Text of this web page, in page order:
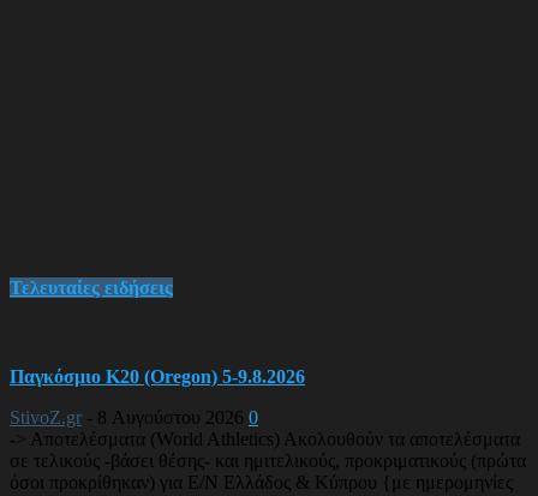
Τελευταίες ειδήσεις
Παγκόσμιο Κ20 (Oregon) 5-9.8.2026
StivoZ.gr - 8 Αυγούστου 2026 0
-> Αποτελέσματα (World Athletics) Ακολουθούν τα αποτελέσματα
σε τελικούς -βάσει θέσης- και ημιτελικούς, προκριματικούς (πρώτα
όσοι προκρίθηκαν) για Ε/Ν Ελλάδος & Κύπρου {με ημερομηνίες